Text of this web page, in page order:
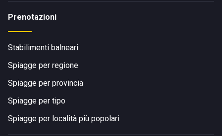
Prenotazioni
Stabilimenti balneari
Spiagge per regione
Spiagge per provincia
Spiagge per tipo
Spiagge per località più popolari